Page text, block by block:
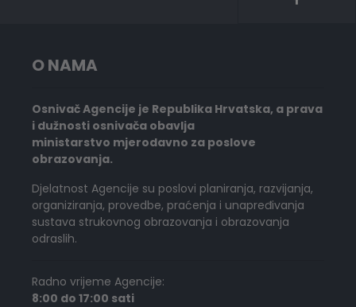
O NAMA
Osnivač Agencije je Republika Hrvatska, a prava
i dužnosti osnivača obavlja
ministarstvo mjerodavno za poslove
obrazovanja.
Djelatnost Agencije su poslovi planiranja, razvijanja,
organiziranja, provedbe, praćenja i unapređivanja
sustava strukovnog obrazovanja i obrazovanja
odraslih.
Radno vrijeme Agencije:
8:00 do 17:00 sati